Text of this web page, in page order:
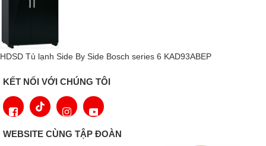
loại thực phẩm và đồ uống, cùng với đó là sự vận hành cực kỳ êm
Liebherr đã và đang tạo ra một tiêu chuẩn mới và hướng đi mới
HDSD Tủ lạnh Side By Side Bosch series 6 KAD93ABEP
KẾT NỐI VỚI CHÚNG TÔI
WEBSITE CÙNG TẬP ĐOÀN